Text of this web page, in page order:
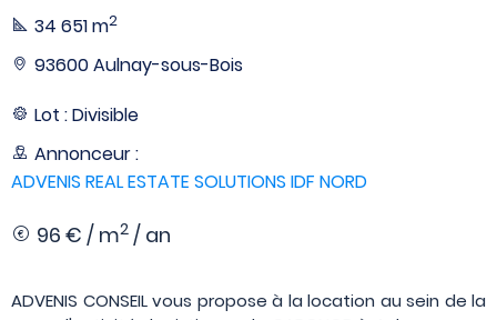
34 651 m2
93600 Aulnay-sous-Bois
Lot : Divisible
Annonceur :
ADVENIS REAL ESTATE SOLUTIONS IDF NORD
96 € / m2 / an
ADVENIS CONSEIL vous propose à la location au sein de la